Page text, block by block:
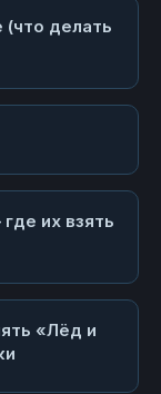
(что делать
их взять
«Лёд и